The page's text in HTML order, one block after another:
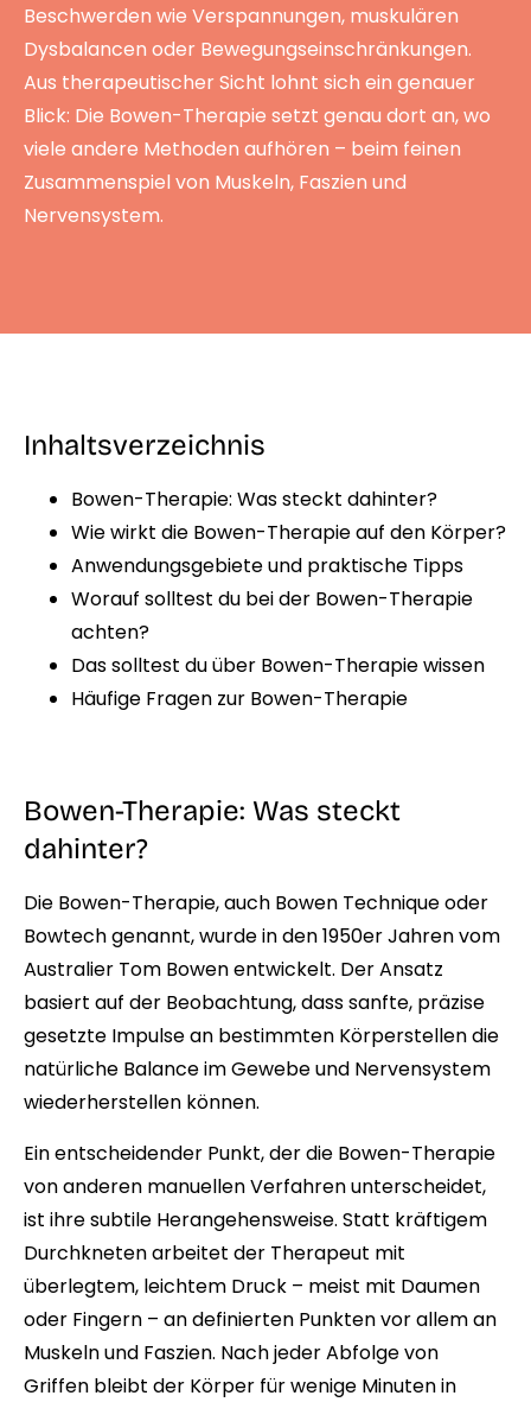
Beschwerden wie Verspannungen, muskulären
Dysbalancen oder Bewegungseinschränkungen.
Aus therapeutischer Sicht lohnt sich ein genauer
Blick: Die Bowen-Therapie setzt genau dort an, wo
viele andere Methoden aufhören – beim feinen
Zusammenspiel von Muskeln, Faszien und
Nervensystem.
Inhaltsverzeichnis
Bowen-Therapie: Was steckt dahinter?
Wie wirkt die Bowen-Therapie auf den Körper?
Anwendungsgebiete und praktische Tipps
Worauf solltest du bei der Bowen-Therapie
achten?
Das solltest du über Bowen-Therapie wissen
Häufige Fragen zur Bowen-Therapie
Bowen-Therapie: Was steckt
dahinter?
Die Bowen-Therapie, auch Bowen Technique oder
Bowtech genannt, wurde in den 1950er Jahren vom
Australier Tom Bowen entwickelt. Der Ansatz
basiert auf der Beobachtung, dass sanfte, präzise
gesetzte Impulse an bestimmten Körperstellen die
natürliche Balance im Gewebe und Nervensystem
wiederherstellen können.
Ein entscheidender Punkt, der die Bowen-Therapie
von anderen manuellen Verfahren unterscheidet,
ist ihre subtile Herangehensweise. Statt kräftigem
Durchkneten arbeitet der Therapeut mit
überlegtem, leichtem Druck – meist mit Daumen
oder Fingern – an definierten Punkten vor allem an
Muskeln und Faszien. Nach jeder Abfolge von
Griffen bleibt der Körper für wenige Minuten in